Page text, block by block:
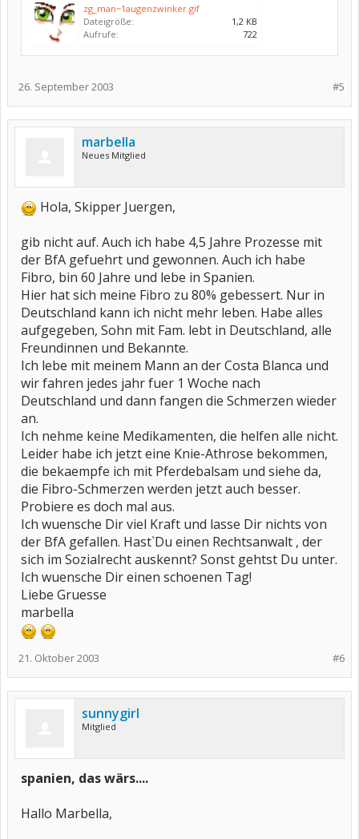
zg_man~1augenzwinker.gif
Dateigröße:
1,2 KB
Aufrufe:
722
#5
26. September 2003
marbella
Neues Mitglied
Hola, Skipper Juergen,
gib nicht auf. Auch ich habe 4,5 Jahre Prozesse mit
der BfA gefuehrt und gewonnen. Auch ich habe
Fibro, bin 60 Jahre und lebe in Spanien.
Hier hat sich meine Fibro zu 80% gebessert. Nur in
Deutschland kann ich nicht mehr leben. Habe alles
aufgegeben, Sohn mit Fam. lebt in Deutschland, alle
Freundinnen und Bekannte.
Ich lebe mit meinem Mann an der Costa Blanca und
wir fahren jedes jahr fuer 1 Woche nach
Deutschland und dann fangen die Schmerzen wieder
an.
Ich nehme keine Medikamenten, die helfen alle nicht.
Leider habe ich jetzt eine Knie-Athrose bekommen,
die bekaempfe ich mit Pferdebalsam und siehe da,
die Fibro-Schmerzen werden jetzt auch besser.
Probiere es doch mal aus.
Ich wuensche Dir viel Kraft und lasse Dir nichts von
der BfA gefallen. Hast`Du einen Rechtsanwalt , der
sich im Sozialrecht auskennt? Sonst gehtst Du unter.
Ich wuensche Dir einen schoenen Tag!
Liebe Gruesse
marbella
#6
21. Oktober 2003
sunnygirl
Mitglied
spanien, das wärs....
Hallo Marbella,